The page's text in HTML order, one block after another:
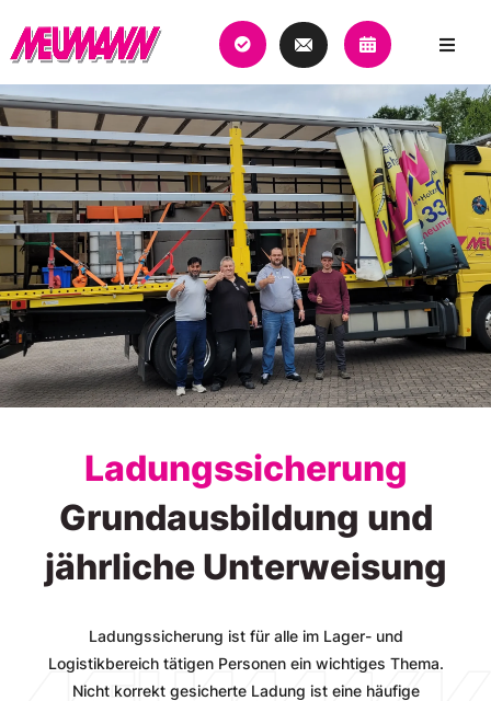
Ladungssicherung
Grundausbildung und
jährliche Unterweisung
Ladungssicherung ist für alle im Lager- und
Logistikbereich tätigen Personen ein wichtiges Thema.
Nicht korrekt gesicherte Ladung ist eine häufige